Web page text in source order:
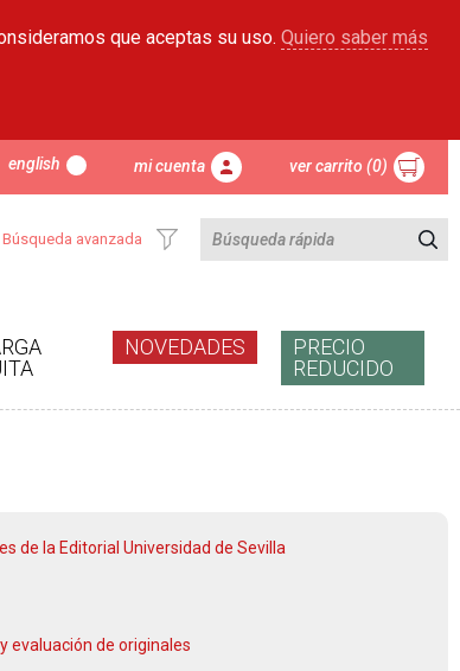
que aceptas su uso. Quiero saber más
english mi cuenta ver carrito (0)
Búsqueda avanzada
NOVEDADES
PRECIO
REDUCIDO
de la Editorial Universidad de Sevilla
evaluación de originales